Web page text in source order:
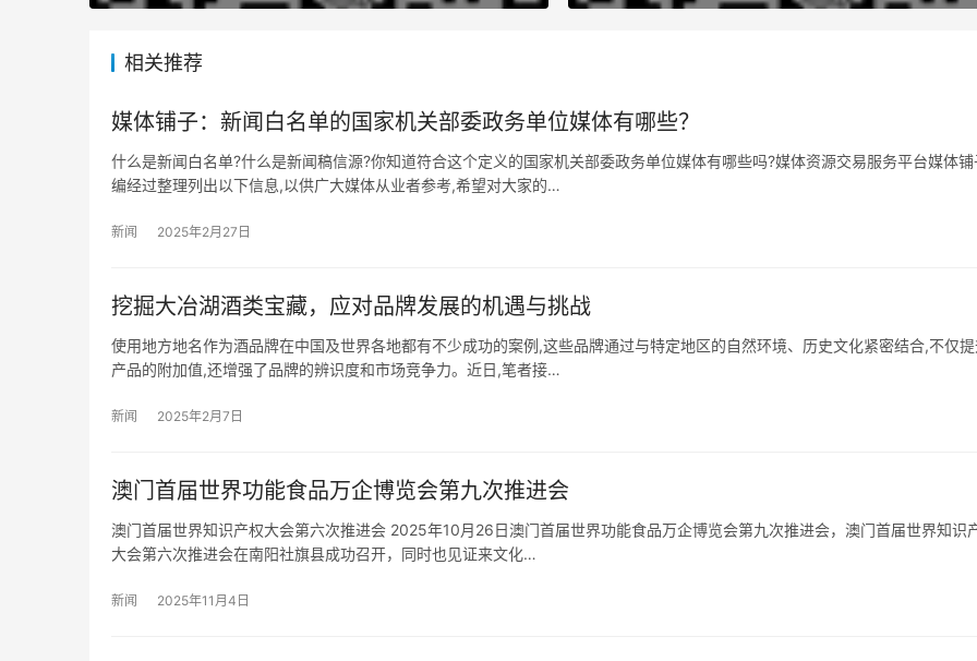
相关推荐
媒体铺子：新闻白名单的国家机关部委政务单位媒体有哪些？
什么是新闻白名单?什么是新闻稿信源?你知道符合这个定义的国家机关部委政务单位媒体有哪些吗?媒体资源交易服务平台媒体
编经过整理列出以下信息,以供广大媒体从业者参考,希望对大家的…
新闻 2025年2月27日
挖掘大冶湖酒类宝藏，应对品牌发展的机遇与挑战
使用地方地名作为酒品牌在中国及世界各地都有不少成功的案例,这些品牌通过与特定地区的自然环境、历史文化紧密结合,不仅
产品的附加值,还增强了品牌的辨识度和市场竞争力。近日,笔者接…
新闻 2025年2月7日
澳门首届世界功能食品万企博览会第九次推进会
澳门首届世界知识产权大会第六次推进会 2025年10月26日澳门首届世界功能食品万企博览会第九次推进会，澳门首届世界知识
大会第六次推进会在南阳社旗县成功召开，同时也见证来文化…
新闻 2025年11月4日